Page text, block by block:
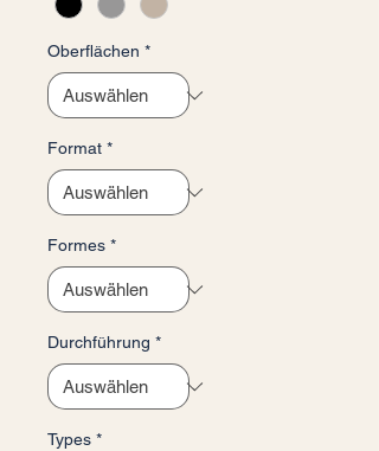
Oberflächen *
Format *
Formes *
Durchführung *
Types *